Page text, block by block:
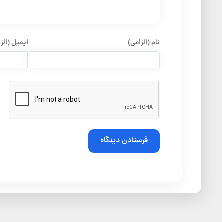
نام (الزامی) ایمیل